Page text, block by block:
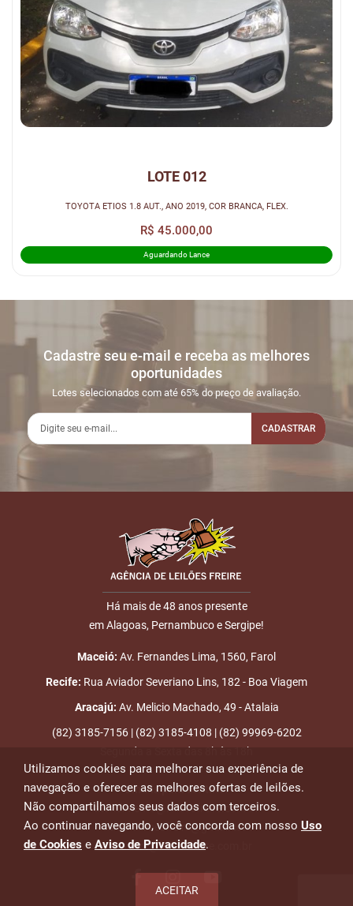
LOTE 012
TOYOTA ETIOS 1.8 AUT., ANO 2019, COR BRANCA, FLEX.
R$ 45.000,00
Aguardando Lance
Cadastre seu e-mail e receba as melhores
oportunidades
Lotes selecionados com até 65% do preço de avaliação.
CADASTRAR
Há mais de 48 anos presente
em Alagoas, Pernambuco e Sergipe!
Maceió: Av. Fernandes Lima, 1560, Farol
Recife: Rua Aviador Severiano Lins, 182 - Boa Viagem
Aracajú: Av. Melicio Machado, 49 - Atalaia
(82) 3185-7156 | (82) 3185-4108 | (82) 99969-6202
Segunda a Sexta das 8h às 18h
Emails para contato:
atendimento@leiloesfreire.com.br
osmanleiloesfreire@gmail.com
alexandre@leiloesfreire.com.br
Utilizamos cookies para melhorar sua experiência de
navegação e oferecer as melhores ofertas de leilões.
Não compartilhamos seus dados com terceiros.
Ao continuar navegando, você concorda com nosso Uso
de Cookies e Aviso de Privacidade.
ACEITAR